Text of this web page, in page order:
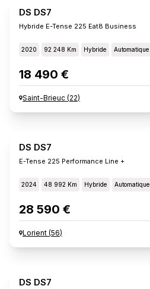
DS DS7
Hybride E-Tense 225 Eat8 Business
2020 92 248 Km Hybride Automatique
18 490 €
Saint-Brieuc (22)
DS DS7
E-Tense 225 Performance Line +
2024 48 992 Km Hybride Automatique
28 590 €
Lorient (56)
DS DS7